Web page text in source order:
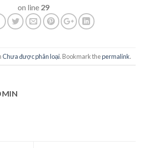
on line 29
Chưa được phân loại. Bookmark thepermalink.